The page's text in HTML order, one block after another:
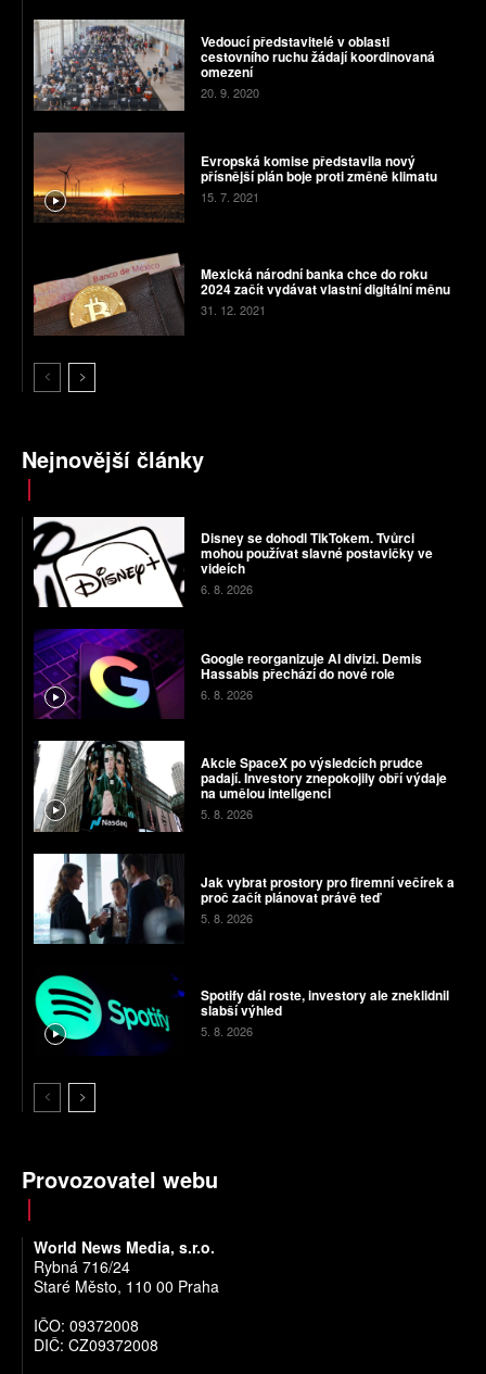
Vedoucí představitelé v oblasti
cestovního ruchu žádají koordinovaná
omezení
20. 9. 2020
Evropská komise představila nový
přísnější plán boje proti změně klimatu
15. 7. 2021
Mexická národní banka chce do roku
2024 začít vydávat vlastní digitální měnu
31. 12. 2021
Nejnovější články
Disney se dohodl TikTokem. Tvůrci
mohou používat slavné postavičky ve
videích
6. 8. 2026
Google reorganizuje AI divizi. Demis
Hassabis přechází do nové role
6. 8. 2026
Akcie SpaceX po výsledcích prudce
padají. Investory znepokojily obří výdaje
na umělou inteligenci
5. 8. 2026
Jak vybrat prostory pro firemní večírek a
proč začít plánovat právě teď
5. 8. 2026
Spotify dál roste, investory ale zneklidnil
slabší výhled
5. 8. 2026
Provozovatel webu
World News Media, s.r.o.
Rybná 716/24
Staré Město, 110 00 Praha
IČO: 09372008
DIČ: CZ09372008